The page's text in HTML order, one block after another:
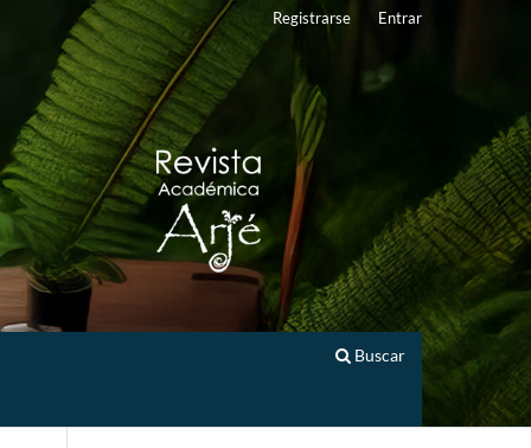
Buscar
Registrarse Entrar